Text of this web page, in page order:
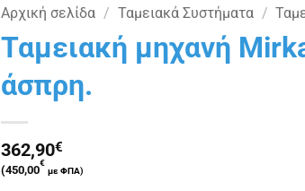
Αρχική σελίδα / Ταμειακά Συστήματα /
Ταμειακή μηχανή
άσπρη.
362,90€
(450,00
€
με ΦΠΑ)